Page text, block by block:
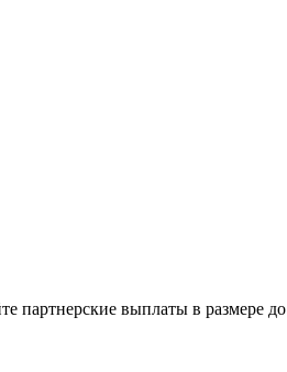
партнерские выплаты в размере до